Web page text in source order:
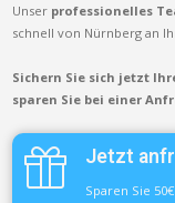
Unser professionelles
schnell von Nürnberg an
Sichern Sie sich jetzt
sparen Sie bei einer
Jetzt
Sparen Sie